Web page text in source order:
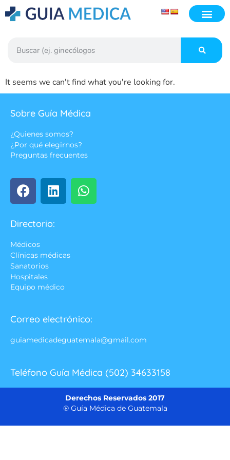
It seems we can't find what you're looking for.
Sobre Guía Médica
¿Quienes somos?
¿Por qué elegirnos?
Preguntas frecuentes
Directorio:
Médicos
Clínicas médicas
Sanatorios
Hospitales
Equipo médico
Correo electrónico:
guiamedicadeguatemala@gmail.com
Teléfono Guía Médica (502) 34633158
Derechos Reservados 2017
® Guía Médica de Guatemala